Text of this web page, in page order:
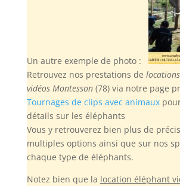
Un autre exemple de photo :
Retrouvez nos prestations de
vidéos Montesson(78) via notre page
Tournages de clips avec animaux
détails sur les éléphants
Vous y retrouverez bien plus de
multiples options ainsi que sur nos
chaque type de éléphants.
Notez bien que la location éléphant